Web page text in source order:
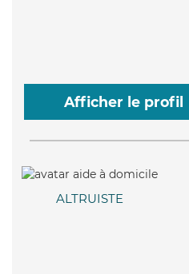
Afficher le profil
ALTRUISTE